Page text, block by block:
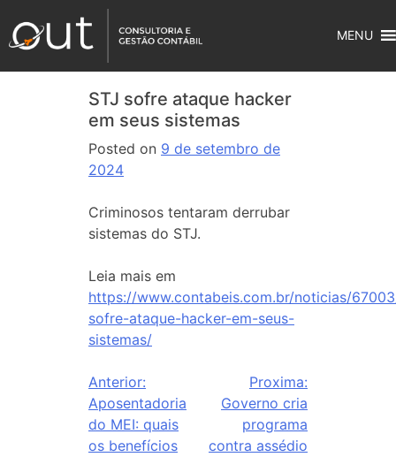
MENU
STJ sofre ataque hacker
em seus sistemas
Posted on 9 de setembro de
2024
Criminosos tentaram derrubar
sistemas do STJ.
Leia mais em
https://www.contabeis.com.br/noticias/
sofre-ataque-hacker-em-seus-
sistemas/
Anterior:
Aposentadoria
do MEI: quais
os benefícios
Proxima:
Governo cria
programa
contra assédio